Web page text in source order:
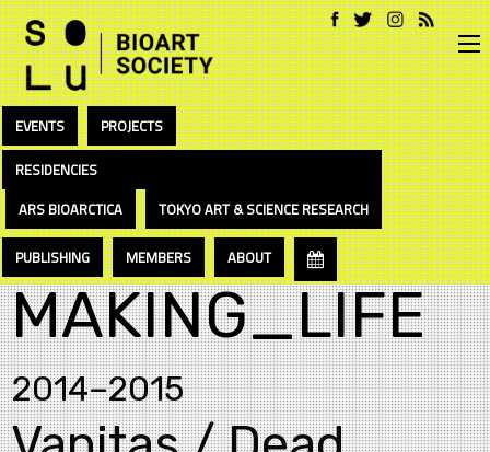
EVENTS
PROJECTS
RESIDENCIES
ARS BIOARCTICA
TOKYO ART & SCIENCE RESEARCH
PUBLISHING MEMBERS ABOUT
MAKING_LIFE
2014–2015